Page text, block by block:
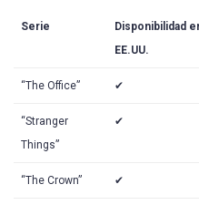
Serie
Disponibilidad
EE.UU.
“The Office” ✔
“Stranger
Things”
✔
“The Crown” ✔